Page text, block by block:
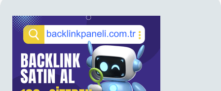
SIDEBAR